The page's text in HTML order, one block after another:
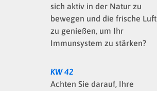
sich aktiv in der Natur zu
bewegen und die frische Luft
zu genießen, um Ihr
Immunsystem zu stärken?
KW 42
Achten Sie darauf, Ihre